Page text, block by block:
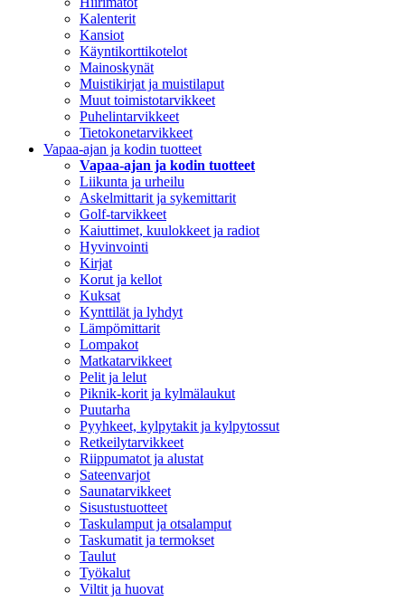
Kalenterit
Kansiot
Käyntikorttikotelot
Mainoskynät
Muistikirjat ja muistilaput
Muut toimistotarvikkeet
Puhelintarvikkeet
Tietokonetarvikkeet
Vapaa-ajan ja kodin tuotteet
Vapaa-ajan ja kodin tuotteet
Liikunta ja urheilu
Askelmittarit ja sykemittarit
Golf-tarvikkeet
Kaiuttimet, kuulokkeet ja radiot
Hyvinvointi
Kirjat
Korut ja kellot
Kuksat
Kynttilät ja lyhdyt
Lämpömittarit
Lompakot
Matkatarvikkeet
Pelit ja lelut
Piknik-korit ja kylmälaukut
Puutarha
Pyyhkeet, kylpytakit ja kylpytossut
Retkeilytarvikkeet
Riippumatot ja alustat
Sateenvarjot
Saunatarvikkeet
Sisustustuotteet
Taskulamput ja otsalamput
Taskumatit ja termokset
Taulut
Työkalut
Viltit ja huovat